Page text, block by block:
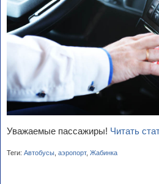
Уважаемые пассажиры! Читать
Теги: Автобусы аэропорт, Жабинка